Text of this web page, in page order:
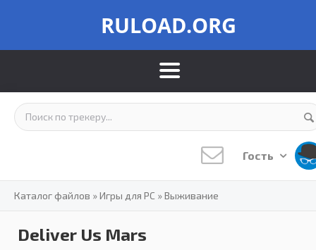
RULOAD.ORG
Гость
Каталог файлов »Игры для PC »Выживание
Deliver Us Mars